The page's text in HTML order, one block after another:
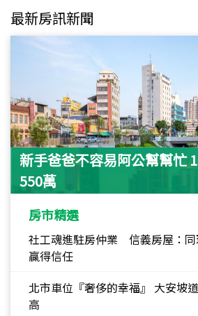
最新房訊新聞
新手爸爸不容易阿公幫幫忙
550萬
房市精選
社工魂進駐房仲業 信義房屋：同
贏得信任
北市車位『奢侈的幸福』 大安坡
高